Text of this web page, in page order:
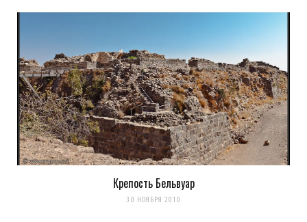
Крепость Бельвуар
30 НОЯБРЯ 2010